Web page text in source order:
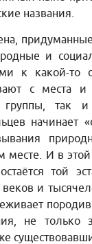
названия.
и
к какой-то
с места и
группы, так
начинает
месте. И в
той
и
не только